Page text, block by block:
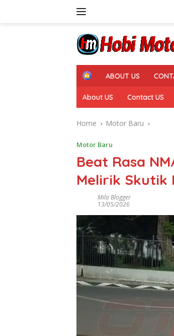
H
e
ABOUT US
About US Contact US
Home Motor Baru
Motor Baru
Beat Rasa
Melirik Skutik
Mila Blogger
13/05/2026